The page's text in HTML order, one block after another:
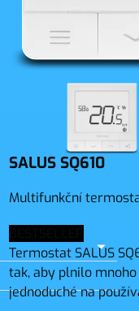
SALUS SQ610
Multifunkční
Termostat SALUS
tak, aby plnilo
jednoduché na